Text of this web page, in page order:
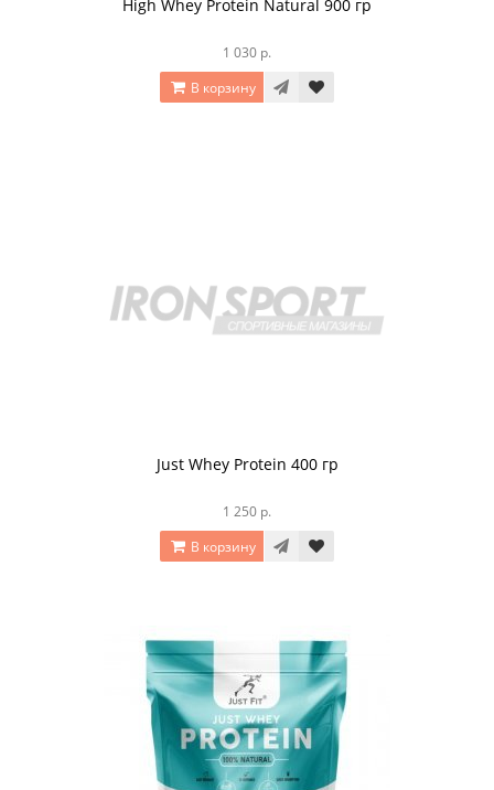
High Whey Protein Natural 900 гр
1 030 р.
В корзину
Just Whey Protein 400 гр
1 250 р.
В корзину